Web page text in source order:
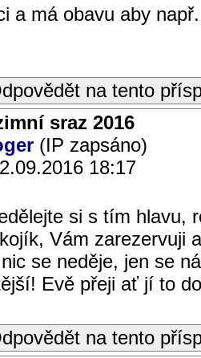
a má obavu aby
na tento
sraz 2016
(IP zapsáno)
18:17
si s tím hlavu,
Vám zarezervuji
se neděje, jen se
Evě přeji ať jí to
na tento